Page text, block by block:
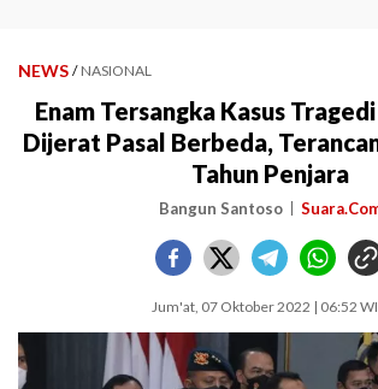
NEWS / NASIONAL
Enam Tersangka Kasus
Dijerat Pasal Berbeda,
Tahun Penjara
Bangun Santoso
Jum'at, 07 Oktober 2022 | 06:52